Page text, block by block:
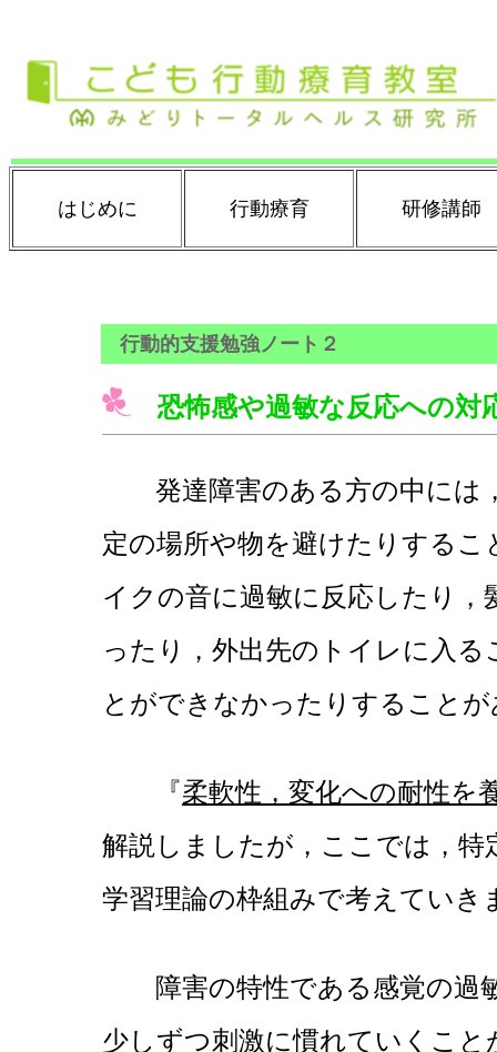
はじめに 行動療育 研修講師
行動的支援勉強ノート２
恐怖感や過敏な反応への対
発達障害のある方の中には
定の場所や物を避けたりする
イクの音に過敏に反応したり
ったり，外出先のトイレに入
とができなかったりすること
『柔軟性，変化への耐性を
解説しましたが，ここでは，
学習理論の枠組みで考えていき
障害の特性である感覚の過
少しずつ刺激に慣れていくこ